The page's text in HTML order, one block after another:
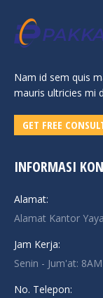
Nam id sem quis
mauris ultricies mi
GET FREE
INFORMASI
Alamat:
Alamat Kantor
Jam Kerja:
Senin - Jum'at:
No. Telepon: